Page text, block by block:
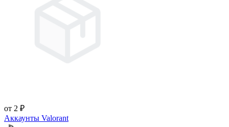
от 2 ₽
Аккаунты Valorant